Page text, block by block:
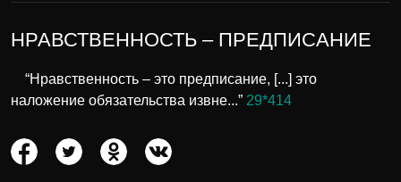
НРАВСТВЕННОСТЬ – ПРЕДПИСАНИЕ
“Нравственность – это предписание, [...] это
наложение обязательства извне...” 29*414